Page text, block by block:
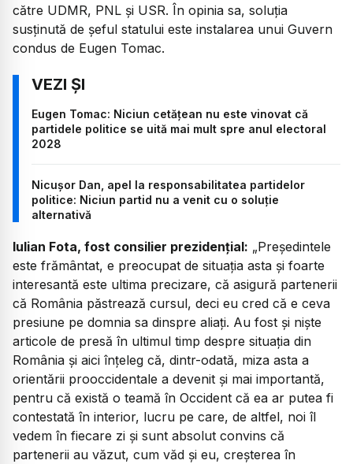
către UDMR, PNL și USR. În opinia sa, soluția
susținută de șeful statului este instalarea unui Guvern
condus de Eugen Tomac.
Eugen Tomac: Niciun cetățean nu este vinovat că
partidele politice se uită mai mult spre anul electoral
2028
Nicușor Dan, apel la responsabilitatea partidelor
politice: Niciun partid nu a venit cu o soluție
alternativă
Iulian Fota, fost consilier prezidențial: „Președintele
este frământat, e preocupat de situația asta și foarte
interesantă este ultima precizare, că asigură partenerii
că România păstrează cursul, deci eu cred că e ceva
presiune pe domnia sa dinspre aliați. Au fost și niște
articole de presă în ultimul timp despre situația din
România și aici înțeleg că, dintr-odată, miza asta a
orientării prooccidentale a devenit și mai importantă,
pentru că există o teamă în Occident că ea ar putea fi
contestată în interior, lucru pe care, de altfel, noi îl
vedem în fiecare zi și sunt absolut convins că
partenerii au văzut, cum văd și eu, creșterea în